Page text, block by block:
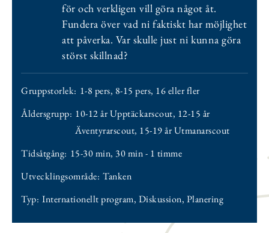
för och verkligen vill göra något åt.
Fundera över vad ni faktiskt har möjlighet
att påverka. Var skulle just ni kunna göra
störst skillnad?
Gruppstorlek: 1-8 pers, 8-15 pers, 16 eller fler
Åldersgrupp: 10-12 år Upptäckarscout, 12-15 år
Äventyrarscout, 15-19 år Utmanarscout
Tidsåtgång: 15-30 min, 30 min - 1 timme
Utvecklingsområde: Tanken
Typ: Internationellt program, Diskussion, Planering